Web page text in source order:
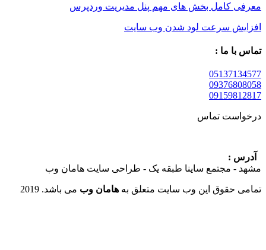
کامل بخش های مهم پنل مدیریت وردپرس
سرعت لود شدن وب سایت
ما :
تماس
ساینا طبقه یک - طراحی سایت هامان وب
این وب سایت متعلق بههامان وبمی باشد. 2019